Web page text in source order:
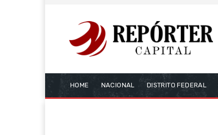
HOME NACIONAL DISTRITO FEDERAL